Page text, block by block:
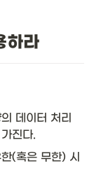
하라
데이터 처리
진다.
(혹은 무한) 시